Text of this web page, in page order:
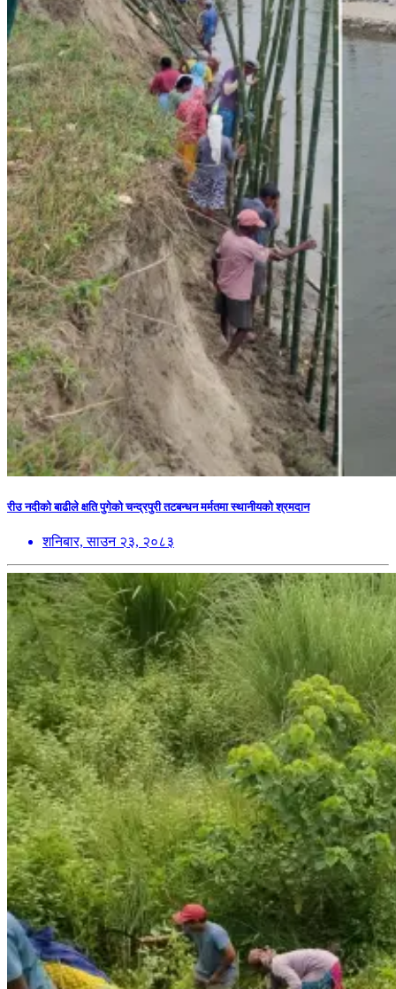
रीउ नदीको बाढीले क्षति पुगेको चन्द्रपुरी तटबन्धन मर्मतमा स्थानीयको श्रमदान
शनिबार, साउन २३, २०८३